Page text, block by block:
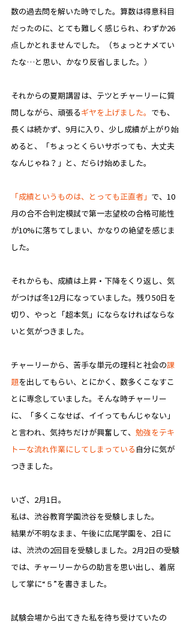
数の過去問を解いた時でした。​算数は得意科目
だったのに、とても難しく感じられ、わずか26
点しかとれませんでした。（ちょっとナメてい
たな…と思い、かなり反省しました。）
それからの夏期講習は、テツとチャーリーに質
問しながら、頑張る ギヤを上げました。 でも、
長くは続かず、9月に入り、少し成績が上がり始
めると、「ちょっとくらいサボっても、大丈夫
なんじゃね？」と、だらけ始めました。
「成績というものは、とっても正直者」 で、10
月の合不合判定模試で第一志望校の合格可能性
が10%に落ちてしまい、​かなりの絶望を感じま
した。
それからも、成績は上昇・下降をくり返し、気
がつけば冬12月になっていました。残り50日を
切り、やっと「超本気」にならなければならな
いと気がつきました。
チャーリーから、苦手な単元の理科と社会の課
題を出してもらい、とにかく、数多くこなすこ
とに専念していました。そんな時チャーリー
に、「多くこなせば、イイってもんじゃない」
と言われ、気持ちだけが興奮して、 勉強をテキ
トーな流れ作業にしてしまっている 自分に気が
つきました。
いざ、2月1日。
私は、渋谷教育学園渋谷を受験しました。
結果が不明なまま、午後に広尾学園を、2日に
は、渋渋の2回目を受験しました。2月2日の受験
では、チャーリーからの助言を思い出し、着席
して掌に“５”を書きました。
​試験会場から出てきた私を待ち受けていたの